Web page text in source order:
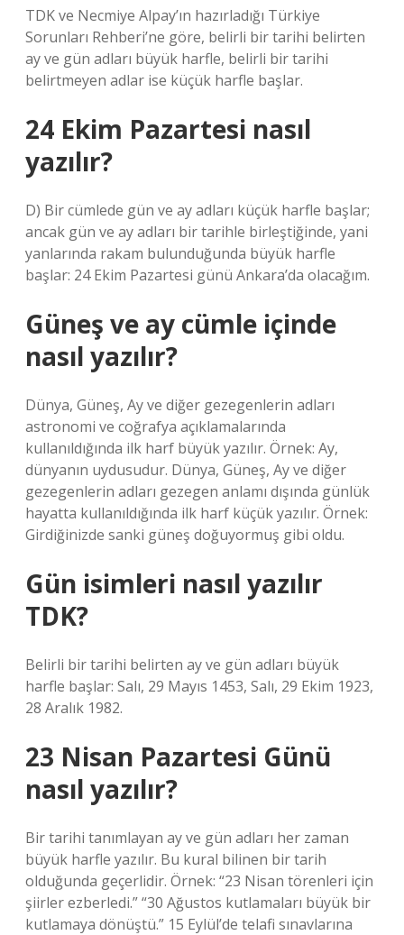
TDK ve Necmiye Alpay’ın hazırladığı Türkiye
Sorunları Rehberi’ne göre, belirli bir tarihi belirten
ay ve gün adları büyük harfle, belirli bir tarihi
belirtmeyen adlar ise küçük harfle başlar.
24 Ekim Pazartesi nasıl
yazılır?
D) Bir cümlede gün ve ay adları küçük harfle başlar;
ancak gün ve ay adları bir tarihle birleştiğinde, yani
yanlarında rakam bulunduğunda büyük harfle
başlar: 24 Ekim Pazartesi günü Ankara’da olacağım.
Güneş ve ay cümle içinde
nasıl yazılır?
Dünya, Güneş, Ay ve diğer gezegenlerin adları
astronomi ve coğrafya açıklamalarında
kullanıldığında ilk harf büyük yazılır. Örnek: Ay,
dünyanın uydusudur. Dünya, Güneş, Ay ve diğer
gezegenlerin adları gezegen anlamı dışında günlük
hayatta kullanıldığında ilk harf küçük yazılır. Örnek:
Girdiğinizde sanki güneş doğuyormuş gibi oldu.
Gün isimleri nasıl yazılır
TDK?
Belirli bir tarihi belirten ay ve gün adları büyük
harfle başlar: Salı, 29 Mayıs 1453, Salı, 29 Ekim 1923,
28 Aralık 1982.
23 Nisan Pazartesi Günü
nasıl yazılır?
Bir tarihi tanımlayan ay ve gün adları her zaman
büyük harfle yazılır. Bu kural bilinen bir tarih
olduğunda geçerlidir. Örnek: “23 Nisan törenleri için
şiirler ezberledi.” “30 Ağustos kutlamaları büyük bir
kutlamaya dönüştü.” 15 Eylül’de telafi sınavlarına